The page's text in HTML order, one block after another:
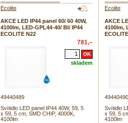
Ecolite
AKCE LED IP44 panel 60/ 60 40W,
4100lm, LED-GPL44-40/ BI/ IP44
ECOLITE N22
781,–
skladem
49440489
Svítidlo LED panel IP44 40W, 59, 5
x 59, 5 cm, SMD CHIP, 4000K,
4100lm
Ecolite
AKCE
4100lm,
49440490
Svítidlo
x 59, 5
4100lm